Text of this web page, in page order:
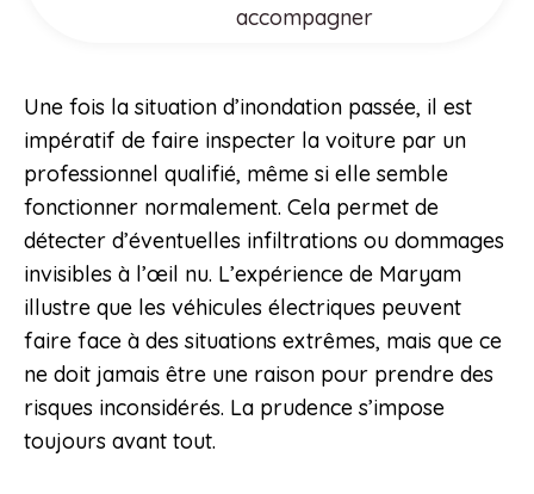
accompagner
Une fois la situation d’inondation passée, il est
impératif de faire inspecter la voiture par un
professionnel qualifié, même si elle semble
fonctionner normalement. Cela permet de
détecter d’éventuelles infiltrations ou dommages
invisibles à l’œil nu. L’expérience de Maryam
illustre que les véhicules électriques peuvent
faire face à des situations extrêmes, mais que ce
ne doit jamais être une raison pour prendre des
risques inconsidérés. La prudence s’impose
toujours avant tout.